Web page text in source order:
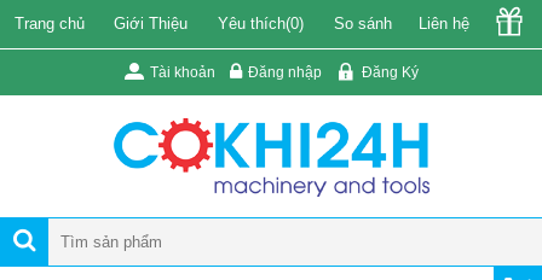
Trang chủ Giới Thiệu Yêu thích(0) So sánh Liên hệ
Tài khoản Đăng nhập Đăng Ký